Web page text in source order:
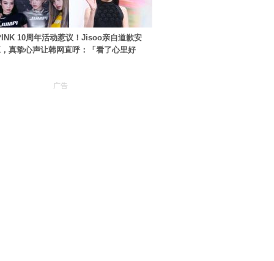
10周年活动惹议！Jisoo亲自道歉安
真挚心声让韩网直呼：「看了心里好
广告